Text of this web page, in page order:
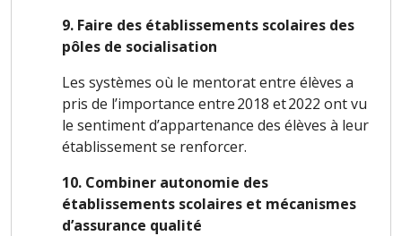
9. Faire des établissements scolaires des
pôles de socialisation
Les systèmes où le mentorat entre élèves a
pris de l’importance entre 2018 et 2022 ont vu
le sentiment d’appartenance des élèves à leur
établissement se renforcer.
10. Combiner autonomie des
établissements scolaires et mécanismes
d’assurance qualité